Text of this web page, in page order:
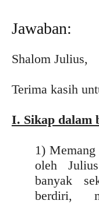
Jawaban:
Shalom Julius,
Terima kasih
I. Sikap dalam
1)
oleh
banyak
berdiri,